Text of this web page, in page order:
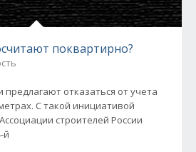
поквартирно?
предлагают отказаться от учета
С такой инициативой
строителей России
й